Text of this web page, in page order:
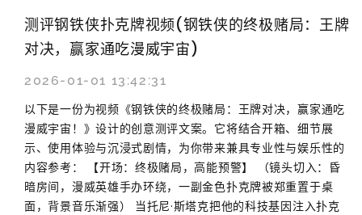
测评钢铁侠扑克牌视频(钢铁侠的终极赌局：王牌
对决，赢家通吃漫威宇宙)
2026-01-01 13:42:31
以下是一份为视频《钢铁侠的终极赌局：王牌对决，赢家通吃
漫威宇宙！》设计的创意测评文案。它将结合开箱、细节展
示、使用体验与沉浸式剧情，为你带来兼具专业性与娱乐性的
内容参考： 【开场：终极赌局，高能预警】 （镜头切入：昏
暗房间，漫威英雄手办环绕，一副金色扑克牌被郑重置于桌
面，背景音乐渐强） 当托尼·斯塔克把他的科技基因注入扑克